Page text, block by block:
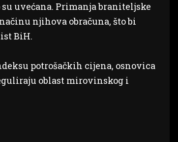
uvećana. Primanja braniteljske
njihova obračuna, što bi
BiH.
potrošačkih cijena, osnovica
oblast mirovinskog i